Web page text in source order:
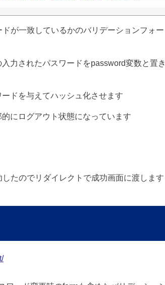
が一致しているかのバリデーションフォー
力されたパスワードをpassword変数と置き
ドを与えてハッシュ化させます
にログアウト状態になっています
たのでリダイレクトで成功画面に渡します